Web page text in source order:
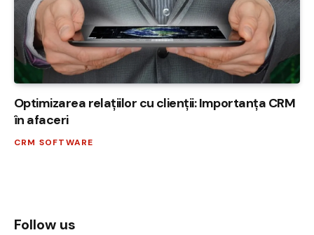
Optimizarea relațiilor cu clienții: Importanța CRM
în afaceri
CRM SOFTWARE
Follow us